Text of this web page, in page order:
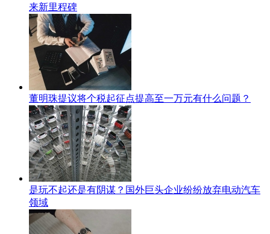
来新里程碑
董明珠提议将个税起征点提高至一万元有什么问题？
是玩不起还是有阴谋？国外巨头企业纷纷放弃电动汽车
领域